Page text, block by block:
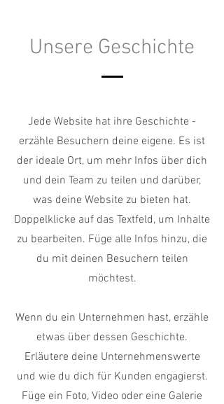
Unsere Geschichte
Jede Website hat ihre Geschichte -
erzähle Besuchern deine eigene. Es ist
der ideale Ort, um mehr Infos über dich
und dein Team zu teilen und darüber,
was deine Website zu bieten hat.
Doppelklicke auf das Textfeld, um Inhalte
zu bearbeiten. Füge alle Infos hinzu, die
du mit deinen Besuchern teilen
möchtest.
Wenn du ein Unternehmen hast, erzähle
etwas über dessen Geschichte.
Erläutere deine Unternehmenswerte
und wie du dich für Kunden engagierst.
Füge ein Foto, Video oder eine Galerie